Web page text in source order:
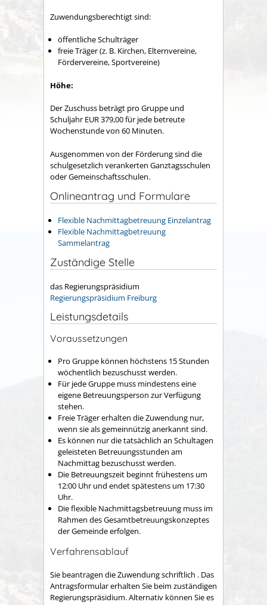
Zuwendungsberechtigt sind:
öffentliche Schulträger
freie Träger (z. B. Kirchen, Elternvereine,
Fördervereine, Sportvereine)
Höhe:
Der Zuschuss beträgt pro Gruppe und
Schuljahr EUR 379,00 für jede betreute
Wochenstunde von 60 Minuten.
Ausgenommen von der Förderung sind die
schulgesetzlich verankerten Ganztagsschulen
oder Gemeinschaftsschulen.
Onlineantrag und Formulare
Flexible Nachmittagbetreuung Einzelantrag
Flexible Nachmittagbetreuung
Sammelantrag
Zuständige Stelle
das Regierungspräsidium
Regierungspräsidium Freiburg
Leistungsdetails
Voraussetzungen
Pro Gruppe können höchstens 15 Stunden
wöchentlich bezuschusst werden.
Für jede Gruppe muss mindestens eine
eigene Betreuungsperson zur Verfügung
stehen.
Freie Träger erhalten die Zuwendung nur,
wenn sie als gemeinnützig anerkannt sind.
Es können nur die tatsächlich an Schultagen
geleisteten Betreuungsstunden am
Nachmittag bezuschusst werden.
Die Betreuungszeit beginnt frühestens um
12:00 Uhr und endet spätestens um 17:30
Uhr.
Die flexible Nachmittagsbetreuung muss im
Rahmen des Gesamtbetreuungskonzeptes
der Gemeinde erfolgen.
Verfahrensablauf
Sie beantragen die Zuwendung schriftlich . Das
Antragsformular erhalten Sie beim zuständigen
Regierungspräsidium. Alternativ können Sie es